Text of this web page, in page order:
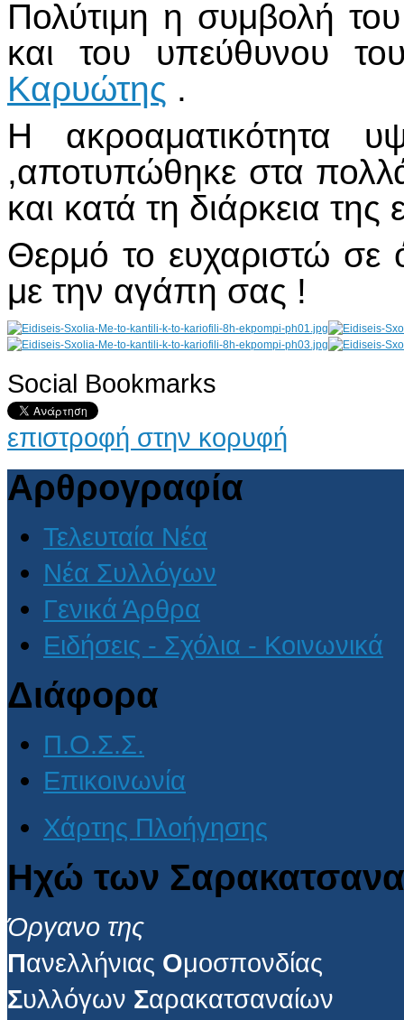
Πολύτιμη η συμβολή
και του υπεύθυνου
Καρυώτης .
Η ακροαματικότητα
,αποτυπώθηκε στα
και κατά τη διάρκεια
Θερμό το ευχαριστώ σε
με την αγάπη σας !
AdmirorGallery 4.5.0, author/s Vasiljevski& Kekeljevic
Social Bookmarks
επιστροφή στην κορυφή
Αρθρογραφία
Τελευταία Νέα
Νέα Συλλόγων
Γενικά Άρθρα
Ειδήσεις - Σχόλια - Κοινωνικά
Διάφορα
Π.Ο.Σ.Σ.
Επικοινωνία
Χάρτης Πλοήγησης
Ηχώ των
Όργανο της
Πανελλήνιας Ομοσπονδίας
Συλλόγων Σαρακατσαναίων